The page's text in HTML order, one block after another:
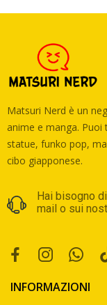
Matsuri Nerd è un
anime e manga.
statue, funko pop,
cibo giapponese.
Hai bisogno
mail o sui
INFORMAZIONI